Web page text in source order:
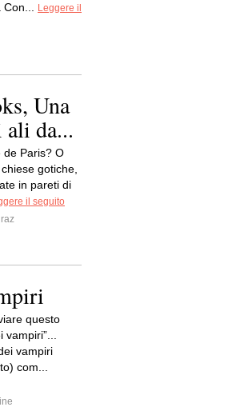
Leggere il
Una
da...
de Paris? O
gotiche,
in pareti di
il seguito
questo
vampiri
com...